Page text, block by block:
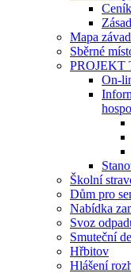
Mapa závad
Sběrné
PROJEKT
On-
Školní
Dům pro
Nabídka
Svoz
Smuteční
Hřbitov
Hlášení